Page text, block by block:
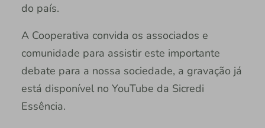
do país.
A Cooperativa convida os associados e
comunidade para assistir este importante
debate para a nossa sociedade, a gravação já
está disponível no YouTube da Sicredi
Essência.